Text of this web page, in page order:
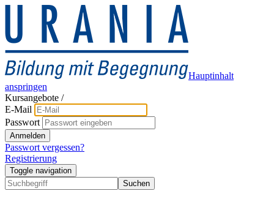
Hauptinhalt
anspringen
Kursangebote /
E-Mail
Passwort
Anmelden
Passwort vergessen?
Registrierung
Toggle navigation
Suchen